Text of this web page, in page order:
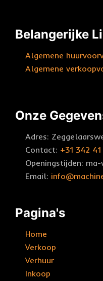
Belangerijke
Algemene
Algemene
Onze
Adres:
Contact: +31 342
Openingstijden:
Email:
Pagina's
Home
Verkoop
Verhuur
Inkoop